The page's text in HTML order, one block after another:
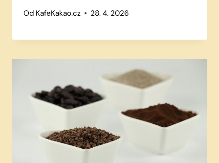
Od KafeKakao.cz 28. 4. 2026